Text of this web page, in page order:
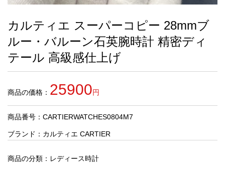
お
す
す
め
商
人
気
商
カルティエ スーパーコピー 28mmブ
ルー・バルーン石英腕時計 精密ディ
テール 高級感仕上げ
商品の価格： 25900円
商品番号：CARTIERWATCHES0804M7
ブランド： カルティエ CARTIER
商品の分類： レディース時計